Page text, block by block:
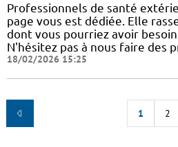
Professionnels de santé
page vous est dédiée. Elle
dont vous pourriez avoir
N'hésitez pas à nous faire des
18/02/2026 15:25
1 2